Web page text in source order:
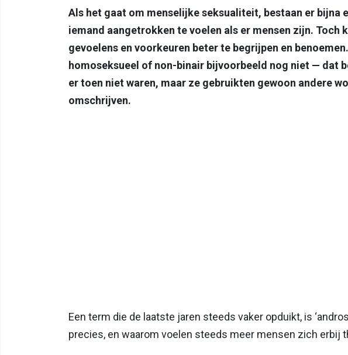
Als het gaat om menselijke seksualiteit, bestaan er bijna
iemand aangetrokken te voelen als er mensen zijn. Toch
gevoelens en voorkeuren beter te begrijpen en
homoseksueel of non-binair bijvoorbeeld nog niet — dat
er toen niet waren, maar ze gebruikten gewoon andere
omschrijven.
Een term die de laatste jaren steeds vaker opduikt, is
precies, en waarom voelen steeds meer mensen zich erbij